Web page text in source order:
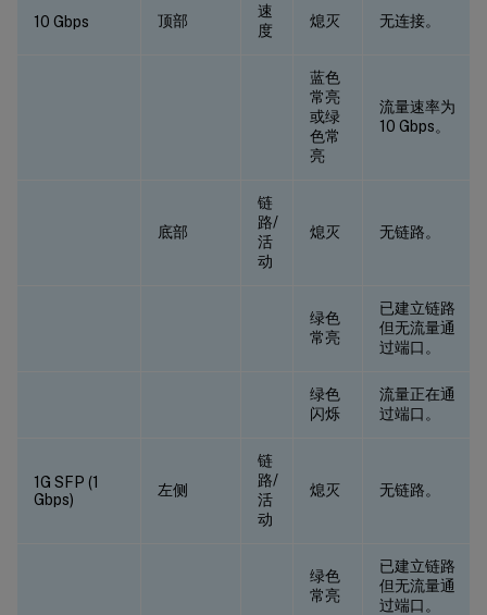
10 Gbps 顶部
速
度
熄灭 无连接。
蓝色
常亮
或绿
色常
亮
流量速率为
10 Gbps。
底部
链
路/
活
动
熄灭 无链路。
绿色
常亮
已建立链路
但无流量通
过端口。
绿色
闪烁
流量正在通
过端口。
1G SFP (1
Gbps)
左侧
链
路/
活
动
熄灭 无链路。
绿色
常亮
已建立链路
但无流量通
过端口。